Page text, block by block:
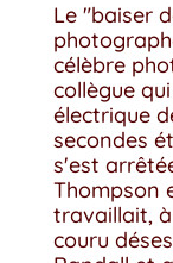
Le "baiser
célèbre
collègue
électrique
secondes
s'est
Thompson
travaillait,
couru